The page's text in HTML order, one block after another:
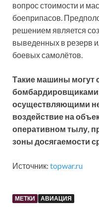
вопрос стоимости и
боеприпасов.
решением является
выведенных в резерв
боевых самолётов.
Такие машины могут
осуществляющими
воздействие на
оперативном тылу,
зоны досягаемости
Источник: topwar.ru
МЕТКИ АВИАЦИЯ